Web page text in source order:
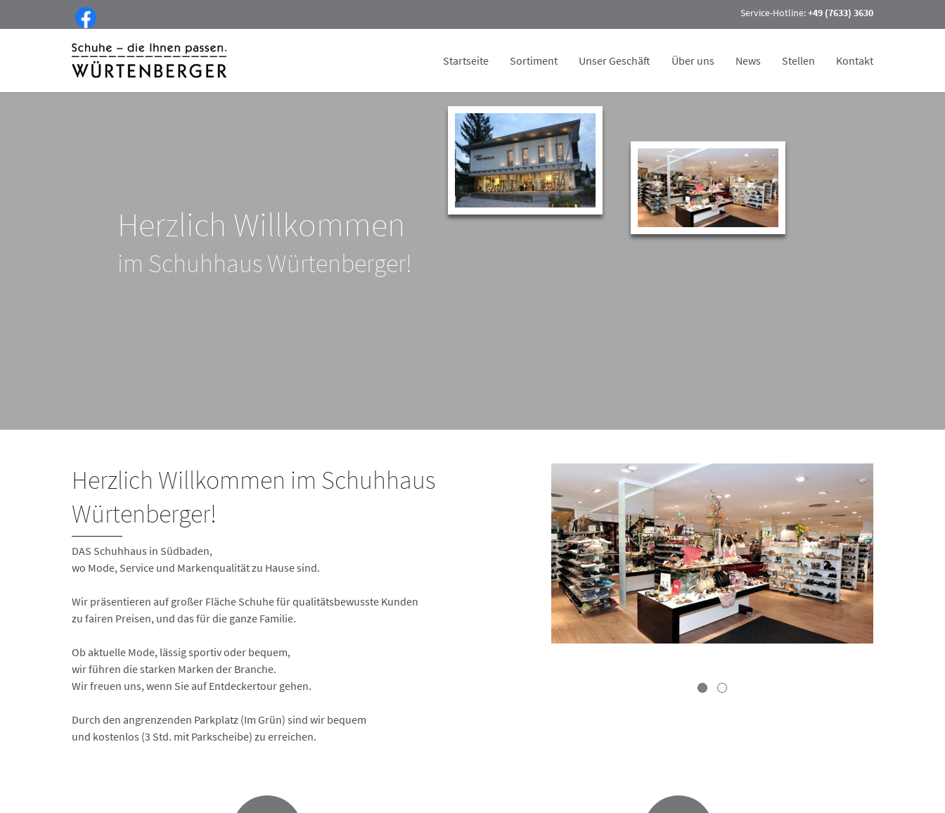
Service-Hotline:+49 (7633) 3630
Startseite Sortiment Unser Geschäft Über uns News Stellen Kontakt
Herzlich Willkommen
im Schuhhaus Würtenberger!
Herzlich Willkommen im Schuhhaus
Würtenberger!
DAS Schuhhaus in Südbaden,
wo Mode, Service und Markenqualität zu Hause sind.
Wir präsentieren auf großer Fläche Schuhe für qualitätsbewusste Kunden
zu fairen Preisen, und das für die ganze Familie.
Ob aktuelle Mode, lässig sportiv oder bequem,
wir führen die starken Marken der Branche.
Wir freuen uns, wenn Sie auf Entdeckertour gehen.
Durch den angrenzenden Parkplatz (Im Grün) sind wir bequem
und kostenlos (3 Std. mit Parkscheibe) zu erreichen.